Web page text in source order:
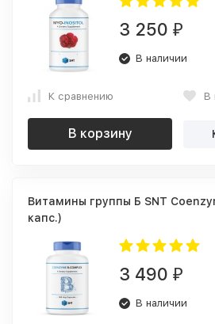
3 250 ₽
В наличии
К сравнению В
В корзину
Витамины группы Б SNT
капс.)
3 490 ₽
В наличии